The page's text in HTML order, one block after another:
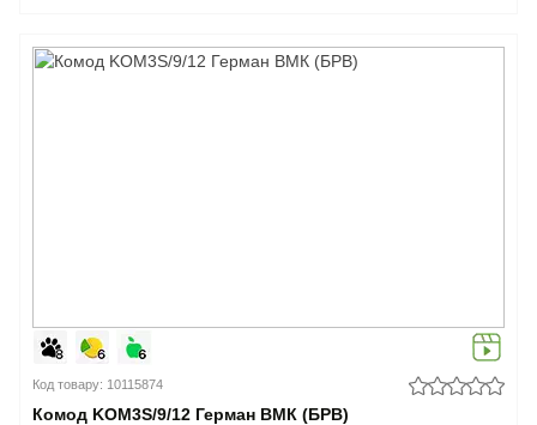
Код товару: 10115874
Комод KOM3S/9/12 Герман ВМК (БРВ)